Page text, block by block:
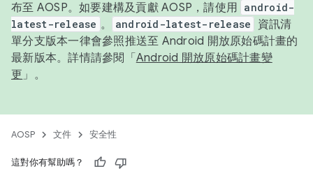
布至 AOSP。如要建構及貢獻 AOSP，請使用 android-
latest-release 。 android-latest-release
資訊清
單分支版本一律會參照推送至 Android 開放原始碼計畫的
最新版本。詳情請參閱「 Android 開放原始碼計畫變
更 」。
AOSP 文件 安全性
這對你有幫助嗎？